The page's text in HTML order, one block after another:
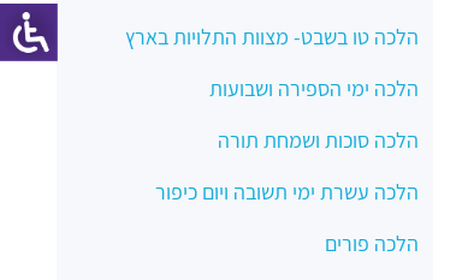
הלכה טו בשבט- מצוות התלויות בארץ
הלכה ימי הספירה ושבועות
הלכה סוכות ושמחת תורה
הלכה עשרת ימי תשובה ויום כיפור
הלכה פורים